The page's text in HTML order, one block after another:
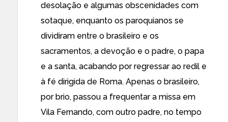
desolação e algumas obscenidades com
sotaque, enquanto os paroquianos se
dividiram entre o brasileiro e os
sacramentos, a devoção e o padre, o papa
e a santa, acabando por regressar ao redil e
à fé dirigida de Roma. Apenas o brasileiro,
por brio, passou a frequentar a missa em
Vila Fernando, com outro padre, no tempo